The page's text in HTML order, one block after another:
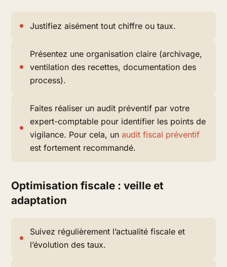
Justifiez aisément tout chiffre ou taux.
Présentez une organisation claire (archivage,
ventilation des recettes, documentation des
process).
Faites réaliser un audit préventif par votre
expert-comptable pour identifier les points de
vigilance. Pour cela, unaudit fiscal préventif
est fortement recommandé.
Optimisation fiscale : veille et
adaptation
Suivez régulièrement l’actualité fiscale et
l’évolution des taux.